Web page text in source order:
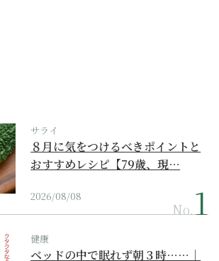
サライ
８月に気をつけるべきポイントと
おすすめレシピ【79歳、現…
2026/08/08
No.
健康
ベッドの中で眠れず朝３時……｜